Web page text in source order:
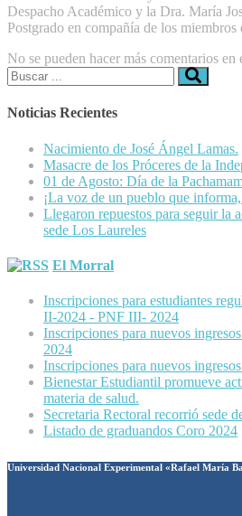
Despacho Académico y la Dra. María
Postgrado en compañía de los miembros
No se pueden hacer más comentarios en
Buscar:
Noticias Recientes
Nacimiento de José Ángel Lamas.
Masacre de los Próceres de la
01 de Agosto: Día de la
¡La voz de un pueblo que
Llegaron repuestos para seguir la
sede Los Laureles
El Morral
Inscripciones para estudiantes
II-2024 - PNF III- 2024
Inscripciones para nuevos
2024
Inscripciones para nuevos
Bienestar Estudiantil promueve
materia de salud.
Secretaria Rectoral recorrió sede
Listado de graduandos Coro 2024
Universidad Nacional Experimental «Rafael María